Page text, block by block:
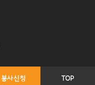
봉사신청 TOP